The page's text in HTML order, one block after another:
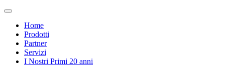
Home
Prodotti
Partner
Servizi
I Nostri Primi 20 anni